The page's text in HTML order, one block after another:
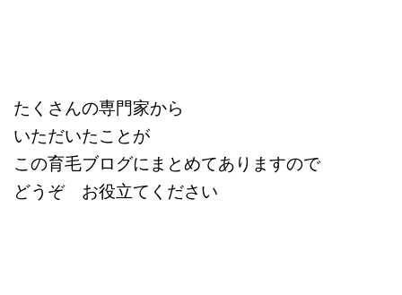
たくさんの専門家から
いただいたことが
この育毛ブログにまとめてありますので
どうぞ お役立てください